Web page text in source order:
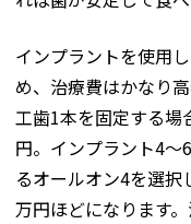
インプラントを使用
め、治療費はかなり
工歯1本を固定する場
円。インプラント4～
るオールオン4を選
万円ほどになります